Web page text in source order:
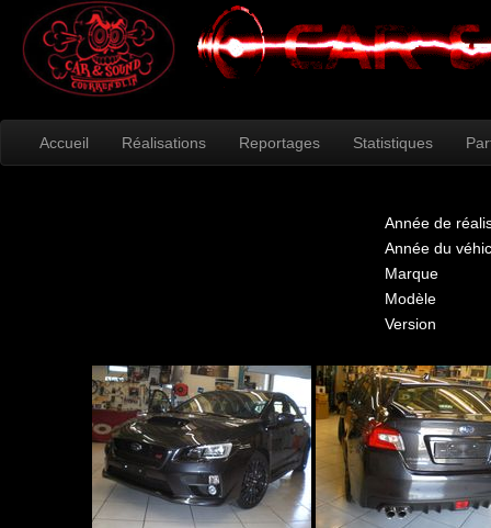
Accueil Réalisations Reportages Statistiques
Année de
Année du
Marque
Modèle
Version